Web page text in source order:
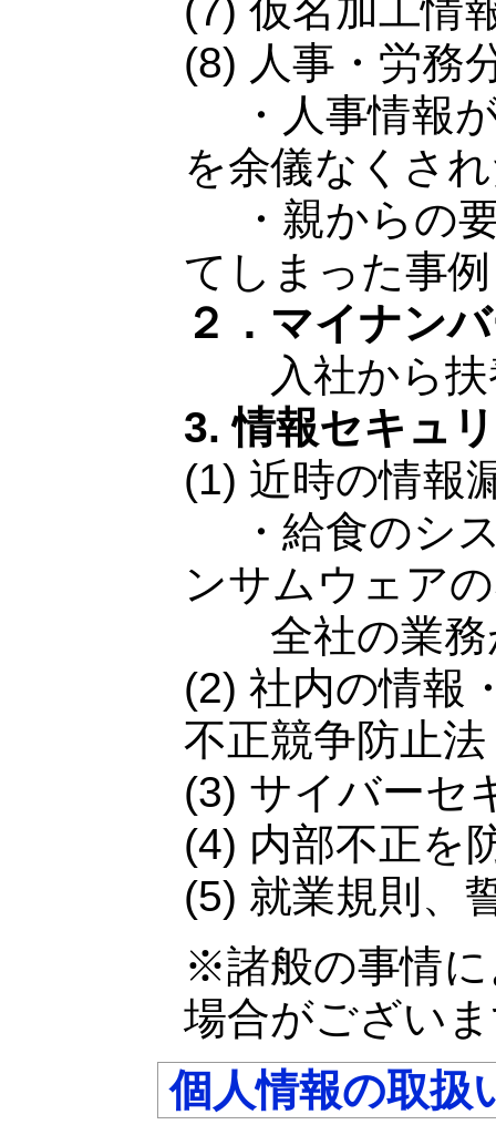
(7) 仮名加工情
(8) 人事・労務
・人事情報
を余儀なくさ
・親からの要
てしまった事
２．マイナン
入社から扶
3. 情報セキュ
(1) 近時の情報
・給食のシ
ンサムウェア
全社の業務
(2) 社内の情報
不正競争防止法
(3) サイバーセ
(4) 内部不正を
(5) 就業規則、
※諸般の事情に
場合がござい
個人情報の取扱